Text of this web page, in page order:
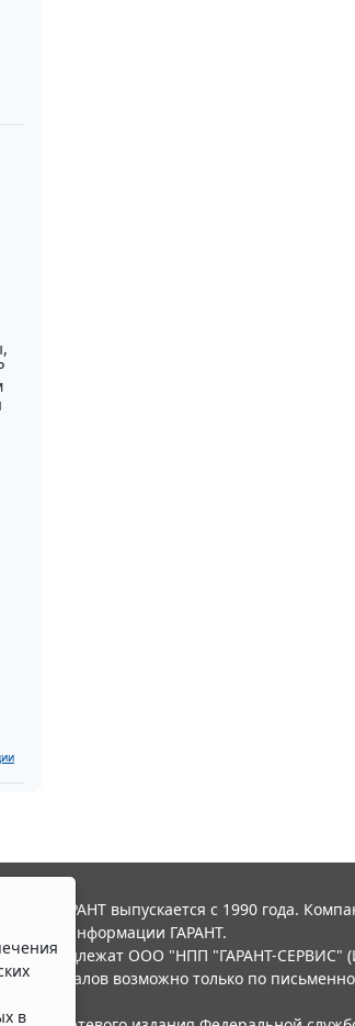
в
ГАРАНТ выпускается с 1990 года.
информации ГАРАНТ.
принадлежат ООО "НПП "ГАРАНТ-СЕРВИС"
материалов возможно только по